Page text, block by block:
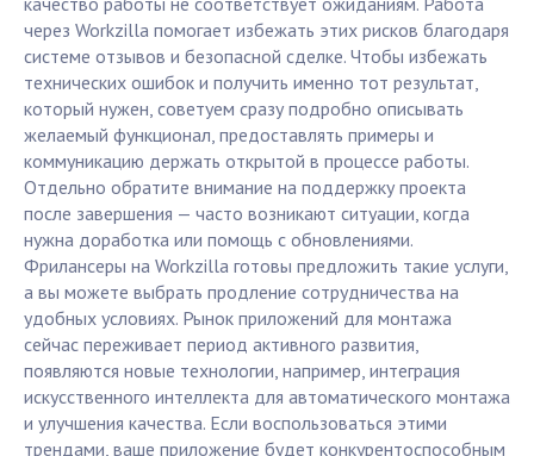
через Workzilla помогает избежать этих рисков благодаря
системе отзывов и безопасной сделке. Чтобы избежать
технических ошибок и получить именно тот результат,
который нужен, советуем сразу подробно описывать
желаемый функционал, предоставлять примеры и
коммуникацию держать открытой в процессе работы.
Отдельно обратите внимание на поддержку проекта
после завершения — часто возникают ситуации, когда
нужна доработка или помощь с обновлениями.
Фрилансеры на Workzilla готовы предложить такие услуги,
а вы можете выбрать продление сотрудничества на
удобных условиях. Рынок приложений для монтажа
сейчас переживает период активного развития,
появляются новые технологии, например, интеграция
искусственного интеллекта для автоматического монтажа
и улучшения качества. Если воспользоваться этими
трендами, ваше приложение будет конкурентоспособным